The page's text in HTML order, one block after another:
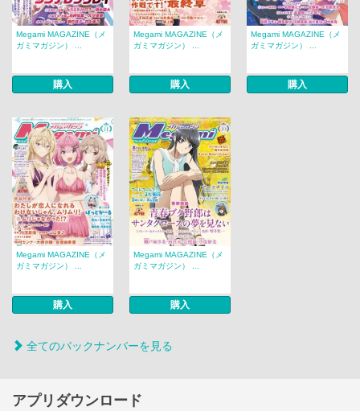
Megami MAGAZINE（メ
ガミマガジン） ...
購入
Megami MAGAZINE（メ
ガミマガジン） ...
購入
Megami MAGAZINE（メ
ガミマガジン） ...
購入
Megami MAGAZINE（メ
ガミマガジン） ...
購入
Megami MAGAZINE（メ
ガミマガジン） ...
購入
全てのバックナンバーを見る
アプリダウンロード